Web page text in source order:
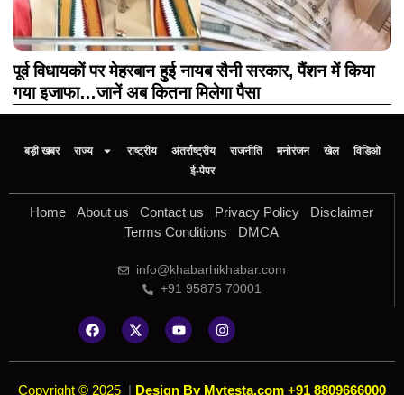
पूर्व विधायकों पर मेहरबान हुई नायब सैनी सरकार, पैंशन में किया
गया इजाफा…जानें अब कितना मिलेगा पैसा
बड़ी खबर राज्य राष्ट्रीय अंतर्राष्ट्रीय राजनीति मनोरंजन खेल
विडिओ
ई-पेपर
Home About us Contact us Privacy Policy
Disclaimer
Terms Conditions
DMCA
info@khabarhikhabar.com
+91 95875 70001
Copyright © 2025 | Design By Mytesta.com +91 8809666000